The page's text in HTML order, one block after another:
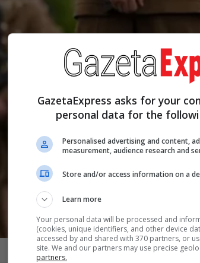
Skandal në
ngacmime
GazetaExpress asks for your
personal data for the
Personalised advertising and content,
measurement, audience research and
Store and/or access information on a
Learn more
Your personal data will be processed and
(cookies, unique identifiers, and other device
accessed by and shared with 370 partners, or
site. We and our partners may use precise
partners.